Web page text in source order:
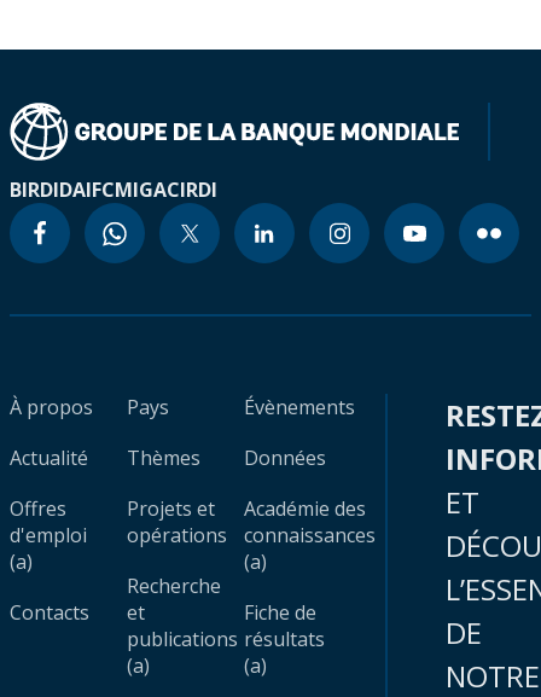
BIRDIDAIFCMIGACIRDI
À propos
Actualité
Offres
d'emploi
(a)
Contacts
Pays
Thèmes
Projets et
opérations
Recherche
et
publications
(a)
Évènements
Données
Académie des
connaissances
(a)
Fiche de
résultats
(a)
ET
DE
NOTRE